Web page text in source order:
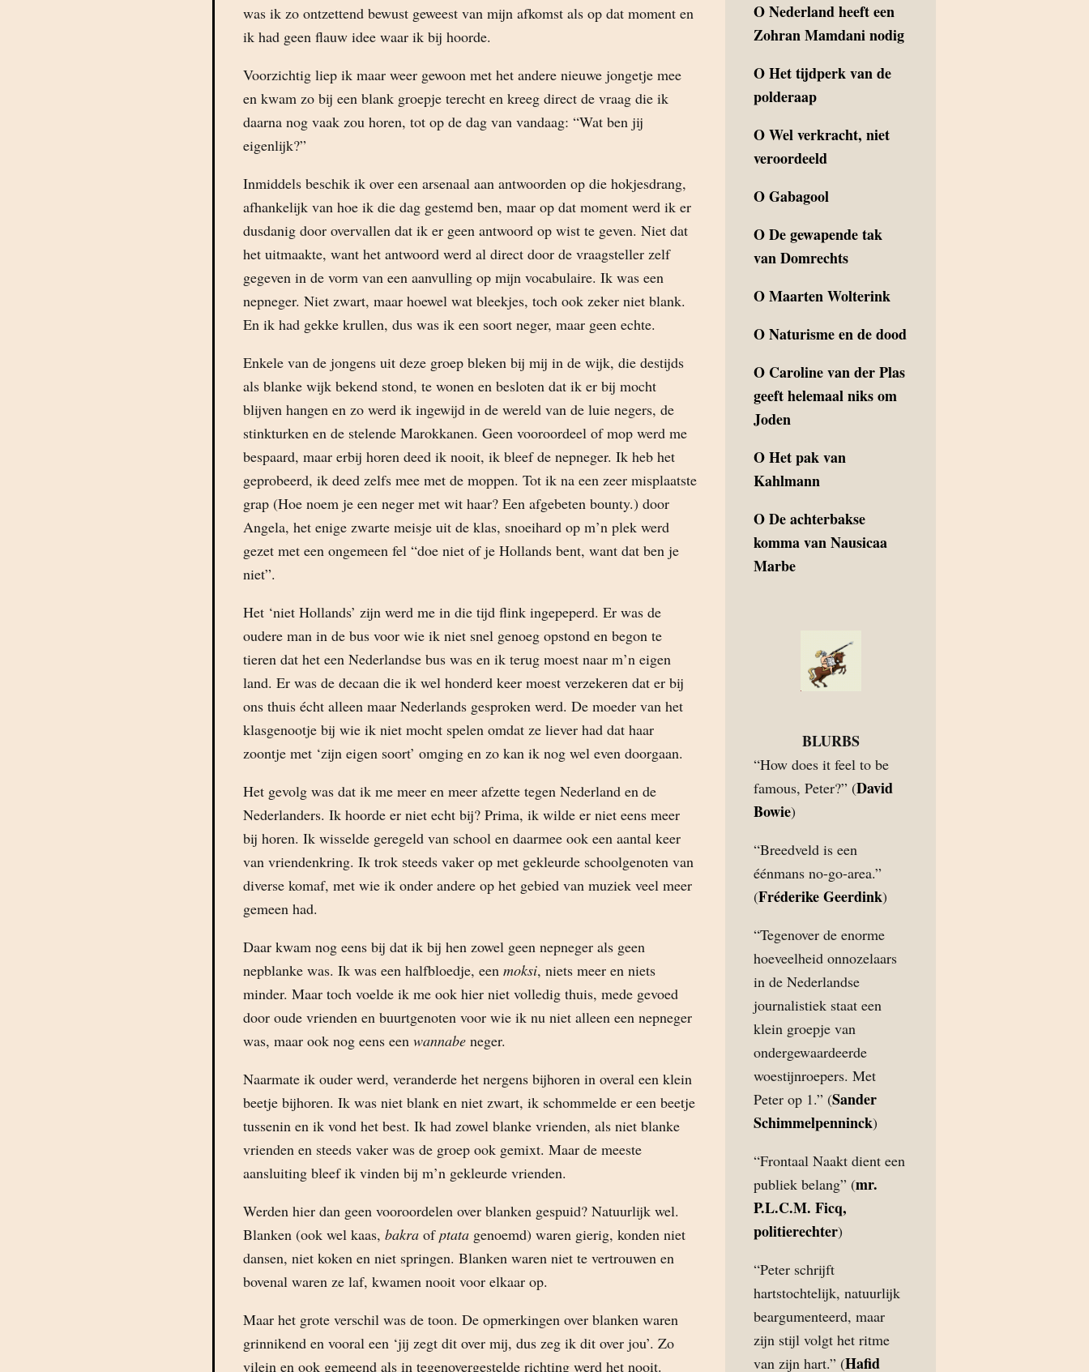
was ik zo ontzettend bewust geweest van mijn afkomst als op dat moment en
ik had geen flauw idee waar ik bij hoorde.
Voorzichtig liep ik maar weer gewoon met het andere nieuwe jongetje mee
en kwam zo bij een blank groepje terecht en kreeg direct de vraag die ik
daarna nog vaak zou horen, tot op de dag van vandaag: “Wat ben jij
eigenlijk?”
Inmiddels beschik ik over een arsenaal aan antwoorden op die hokjesdrang,
afhankelijk van hoe ik die dag gestemd ben, maar op dat moment werd ik er
dusdanig door overvallen dat ik er geen antwoord op wist te geven. Niet dat
het uitmaakte, want het antwoord werd al direct door de vraagsteller zelf
gegeven in de vorm van een aanvulling op mijn vocabulaire. Ik was een
nepneger. Niet zwart, maar hoewel wat bleekjes, toch ook zeker niet blank.
En ik had gekke krullen, dus was ik een soort neger, maar geen echte.
Enkele van de jongens uit deze groep bleken bij mij in de wijk, die destijds
als blanke wijk bekend stond, te wonen en besloten dat ik er bij mocht
blijven hangen en zo werd ik ingewijd in de wereld van de luie negers, de
stinkturken en de stelende Marokkanen. Geen vooroordeel of mop werd me
bespaard, maar erbij horen deed ik nooit, ik bleef de nepneger. Ik heb het
geprobeerd, ik deed zelfs mee met de moppen. Tot ik na een zeer misplaatste
grap (Hoe noem je een neger met wit haar? Een afgebeten bounty.) door
Angela, het enige zwarte meisje uit de klas, snoeihard op m’n plek werd
gezet met een ongemeen fel “doe niet of je Hollands bent, want dat ben je
niet”.
Het ‘niet Hollands’ zijn werd me in die tijd flink ingepeperd. Er was de
oudere man in de bus voor wie ik niet snel genoeg opstond en begon te
tieren dat het een Nederlandse bus was en ik terug moest naar m’n eigen
land. Er was de decaan die ik wel honderd keer moest verzekeren dat er bij
ons thuis écht alleen maar Nederlands gesproken werd. De moeder van het
klasgenootje bij wie ik niet mocht spelen omdat ze liever had dat haar
zoontje met ‘zijn eigen soort’ omging en zo kan ik nog wel even doorgaan.
Het gevolg was dat ik me meer en meer afzette tegen Nederland en de
Nederlanders. Ik hoorde er niet echt bij? Prima, ik wilde er niet eens meer
bij horen. Ik wisselde geregeld van school en daarmee ook een aantal keer
van vriendenkring. Ik trok steeds vaker op met gekleurde schoolgenoten van
diverse komaf, met wie ik onder andere op het gebied van muziek veel meer
gemeen had.
Daar kwam nog eens bij dat ik bij hen zowel geen nepneger als geen
nepblanke was. Ik was een halfbloedje, een moksi, niets meer en niets
minder. Maar toch voelde ik me ook hier niet volledig thuis, mede gevoed
door oude vrienden en buurtgenoten voor wie ik nu niet alleen een nepneger
was, maar ook nog eens een wannabe neger.
Naarmate ik ouder werd, veranderde het nergens bijhoren in overal een klein
beetje bijhoren. Ik was niet blank en niet zwart, ik schommelde er een beetje
tussenin en ik vond het best. Ik had zowel blanke vrienden, als niet blanke
vrienden en steeds vaker was de groep ook gemixt. Maar de meeste
aansluiting bleef ik vinden bij m’n gekleurde vrienden.
Werden hier dan geen vooroordelen over blanken gespuid? Natuurlijk wel.
Blanken (ook wel kaas, bakra ofptata genoemd) waren gierig, konden niet
dansen, niet koken en niet springen. Blanken waren niet te vertrouwen en
bovenal waren ze laf, kwamen nooit voor elkaar op.
Maar het grote verschil was de toon. De opmerkingen over blanken waren
grinnikend en vooral een ‘jij zegt dit over mij, dus zeg ik dit over jou’. Zo
vilein en ook gemeend als in tegenovergestelde richting werd het nooit.
ONederland heeft een
Zohran Mamdani nodig
OHet tijdperk van de
polderaap
OWel verkracht, niet
veroordeeld
OGabagool
ODe gewapende tak
van Domrechts
OMaarten Wolterink
ONaturisme en de dood
O Caroline van der Plas
geeft helemaal niks om
Joden
OHet pak van
Kahlmann
ODe achterbakse
komma van Nausicaa
Marbe
BLURBS
“How does it feel to be
famous, Peter?” (David
Bowie)
“Breedveld is een
éénmans no-go-area.”
(Fréderike Geerdink)
“Tegenover de enorme
hoeveelheid onnozelaars
in de Nederlandse
journalistiek staat een
klein groepje van
ondergewaardeerde
woestijnroepers. Met
Peter op 1.” (Sander
Schimmelpenninck)
“Frontaal Naakt dient een
publiek belang” (mr.
P.L.C.M. Ficq,
politierechter)
“Peter schrijft
hartstochtelijk, natuurlijk
beargumenteerd, maar
zijn stijl volgt het ritme
van zijn hart.” (Hafid